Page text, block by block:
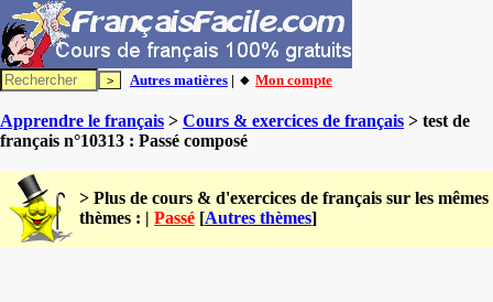
Autres matières | 🔸 Mon compte
Apprendre le français > Cours & exercices de français > test de
français n°10313 : Passé composé
> Plus de cours & d'exercices de français sur les mêmes
thèmes : | Passé [Autres thèmes]